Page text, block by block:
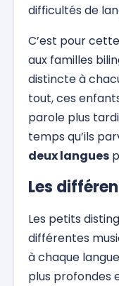
difficultés de
C’est pour
aux familles
distincte à
tout, ces
parole plus
temps qu’ils
deux langues
Les
Les petits
différentes
à chaque
plus profondes